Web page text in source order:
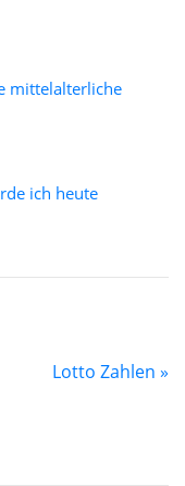
mittelalterliche
ich heute
Lotto Zahlen »